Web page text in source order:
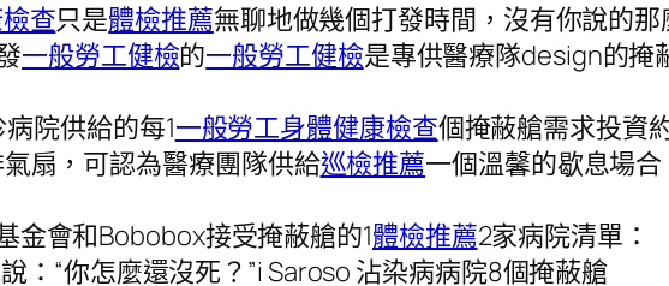
查只是體檢推薦無聊地做幾個打發時間，沒有你說的
一般勞工健檢的一般勞工健檢是專供醫療隊design的掩
院供給的每1一般勞工身體健康檢查個掩蔽艙需求投資
扇，可認為醫療團隊供給巡檢推薦一個溫馨的歇息場合
金會和Bobobox接受掩蔽艙的1體檢推薦2家病院清單：
：“你怎麼還沒死？”i Saroso 沾染病病院8個掩蔽艙